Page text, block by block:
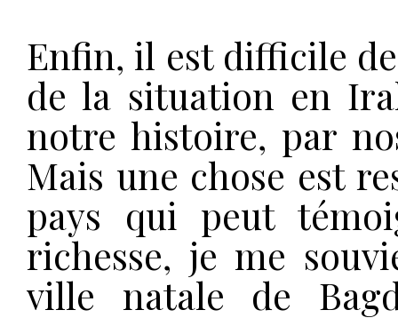
Enfin, il est difficile
de la situation en
notre histoire, par
Mais une chose est
pays qui peut
richesse, je me
ville natale de